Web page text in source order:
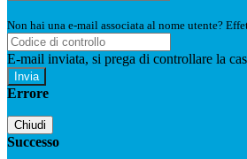
Non hai una e-mail associata al nome utente?
E-mail inviata, si prega di controllare la
Errore
Chiudi
Successo